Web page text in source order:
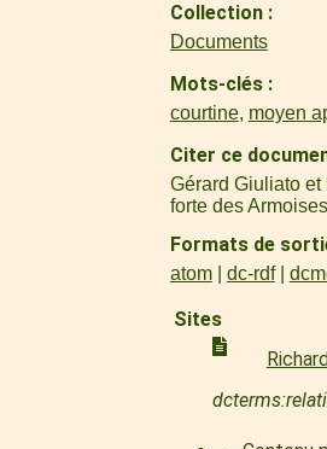
Collection
Documents
Mots-clés
courtine, moyen
Citer ce
Gérard Giuliato
forte des
Formats de
atom dc-rdf
Sites